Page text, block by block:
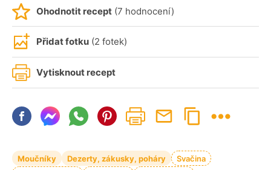
Ohodnotit recept (7 hodnocení)
Přidat fotku (2 fotek)
Vytisknout recept
Moučníky Dezerty, zákusky, poháry
Svačina